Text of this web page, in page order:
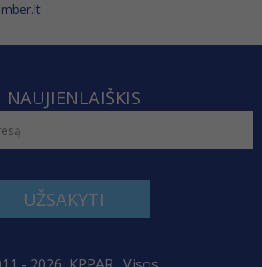
NAUJIENLAIŠKIS
UŽSAKYTI